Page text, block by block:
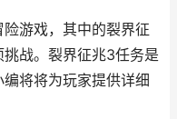
险游戏，其中的裂界征
战。裂界征兆3任务是
将将为玩家提供详细